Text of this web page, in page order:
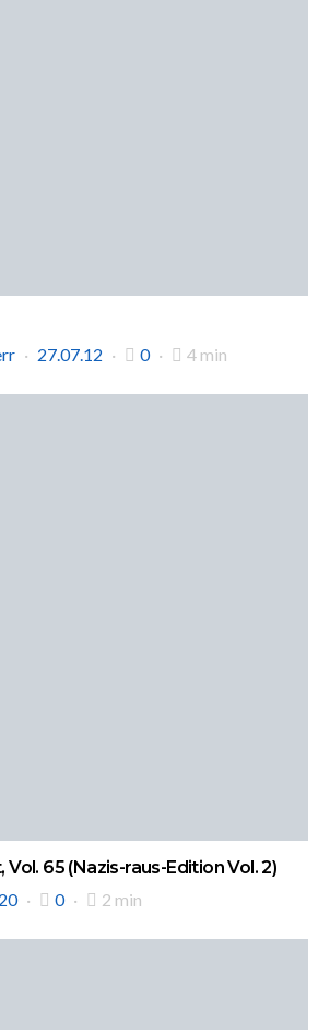
27.07.12 0 4 min
65 (Nazis-raus-Edition Vol. 2)
0 2 min